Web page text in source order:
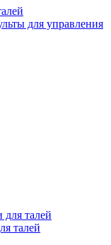
для управления
талей